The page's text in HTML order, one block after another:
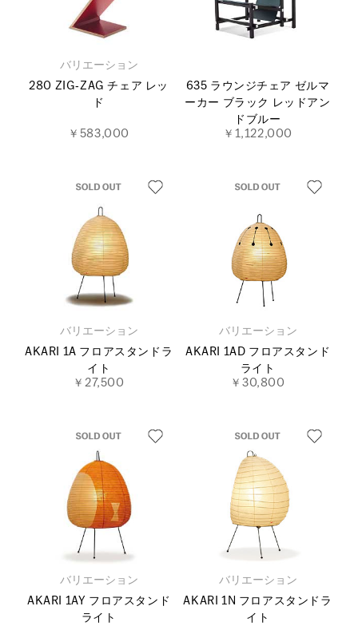
バリエーション
280 ZIG‐ZAG チェア レッ
ド
￥583,000
635 ラウンジチェア ゼルマ
ーカー ブラック レッドアン
ドブルー
￥1,122,000
バリエーション
AKARI 1A フロアスタンドラ
イト
￥27,500
バリエーション
AKARI 1AD フロアスタンド
ライト
￥30,800
バリエーション
AKARI 1AY フロアスタンド
ライト
バリエーション
AKARI 1N フロアスタンドラ
イト